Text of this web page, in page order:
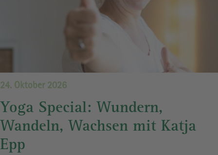
24. Oktober 2026
Yoga Special: Wundern,
Wandeln, Wachsen mit Katja
Epp